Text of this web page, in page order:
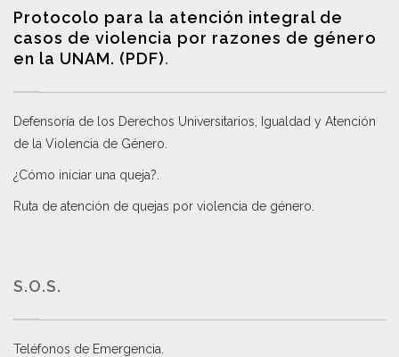
Protocolo para la atención integral de
casos de violencia por razones de género
en la UNAM. (PDF).
Defensoría de los Derechos Universitarios, Igualdad y Atención
de la Violencia de Género
¿Cómo iniciar una queja?
Ruta de atención de quejas por violencia de género
S.O.S.
Teléfonos de Emergencia.